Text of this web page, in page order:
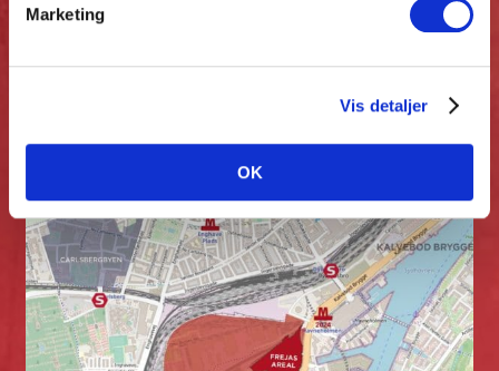
Marketing
Vis detaljer
OK
Amaliegade 44 solgt